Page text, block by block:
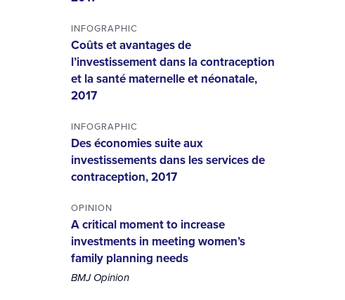
INFOGRAPHIC
Coûts et avantages de
l’investissement dans la contraception
et la santé maternelle et néonatale,
2017
INFOGRAPHIC
Des économies suite aux
investissements dans les services de
contraception, 2017
OPINION
A critical moment to increase
investments in meeting women’s
family planning needs
BMJ Opinion